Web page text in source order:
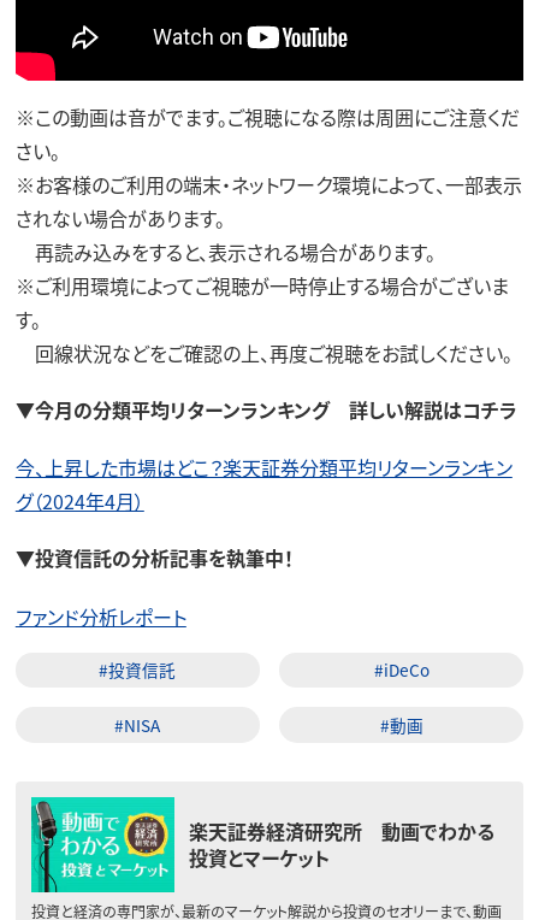
※この動画は音がでます。ご視聴になる際は周囲にご注意くだ
さい。
※お客様のご利用の端末・ネットワーク環境によって、一部表示
されない場合があります。
再読み込みをすると、表示される場合があります。
※ご利用環境によってご視聴が一時停止する場合がございま
す。
回線状況などをご確認の上、再度ご視聴をお試しください。
▼今月の分類平均リターンランキング 詳しい解説はコチラ
今、上昇した市場はどこ？楽天証券分類平均リターンランキン
グ（2024年4月）
▼投資信託の分析記事を執筆中！
ファンド分析レポート
#投資信託 #iDeCo
#NISA #動画
楽天証券経済研究所 動画でわかる
投資とマーケット
投資と経済の専門家が、最新のマーケット解説から投資のセオリーまで、動画